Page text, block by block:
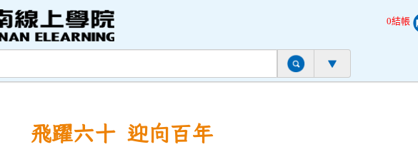
0結帳
飛躍六十 迎向百年